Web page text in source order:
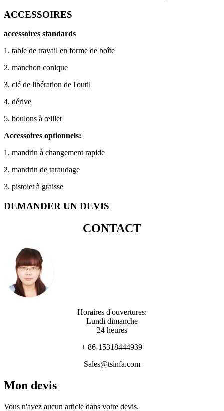
ACCESSOIRES
accessoires standards
1. table de travail en forme de boîte
2. manchon conique
3. clé de libération de l'outil
4. dérive
5. boulons à œillet
Accessoires optionnels:
1. mandrin à changement rapide
2. mandrin de taraudage
3. pistolet à graisse
DEMANDER UN DEVIS
CONTACT
Horaires d'ouvertures:
Lundi dimanche
24 heures
+ 86-15318444939
Sales@tsinfa.com
Mon devis
Vous n'avez aucun article dans votre devis.